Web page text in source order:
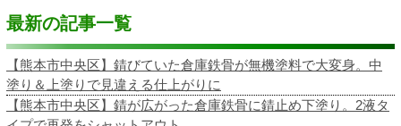
最新の記事一覧
【熊本市中央区】錆びていた倉庫鉄骨が無機塗料で大変身。中
塗り＆上塗りで見違える仕上がりに
【熊本市中央区】錆が広がった倉庫鉄骨に錆止め下塗り。2液タ